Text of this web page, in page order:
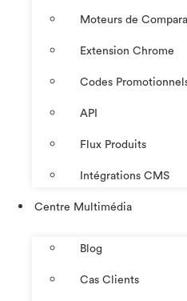
Moteurs de
Extension Chrome
Codes
API
Flux Produits
Intégrations CMS
Centre Multimédia
Blog
Cas Clients